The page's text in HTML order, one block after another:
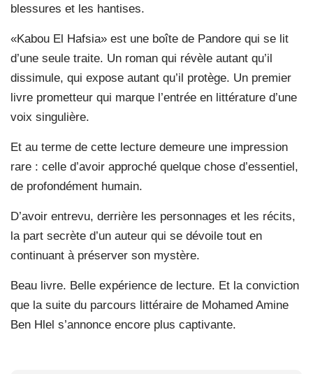
blessures et les hantises.
«Kabou El Hafsia» est une boîte de Pandore qui se lit
d’une seule traite. Un roman qui révèle autant qu’il
dissimule, qui expose autant qu’il protège. Un premier
livre prometteur qui marque l’entrée en littérature d’une
voix singulière.
Et au terme de cette lecture demeure une impression
rare : celle d’avoir approché quelque chose d’essentiel,
de profondément humain.
D’avoir entrevu, derrière les personnages et les récits,
la part secrète d’un auteur qui se dévoile tout en
continuant à préserver son mystère.
Beau livre. Belle expérience de lecture. Et la conviction
que la suite du parcours littéraire de Mohamed Amine
Ben Hlel s’annonce encore plus captivante.